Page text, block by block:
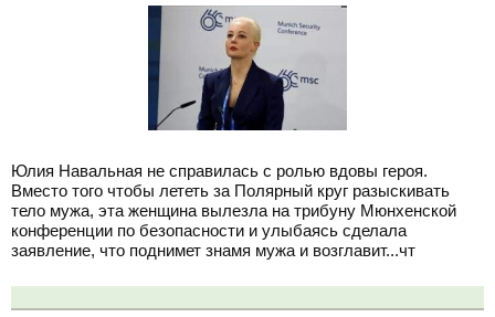
Юлия Навальная не справилась с ролью вдовы героя.
Вместо того чтобы лететь за Полярный круг разыскивать
тело мужа, эта женщина вылезла на трибуну Мюнхенской
конференции по безопасности и улыбаясь сделала
заявление, что поднимет знамя мужа и возглавит...чт